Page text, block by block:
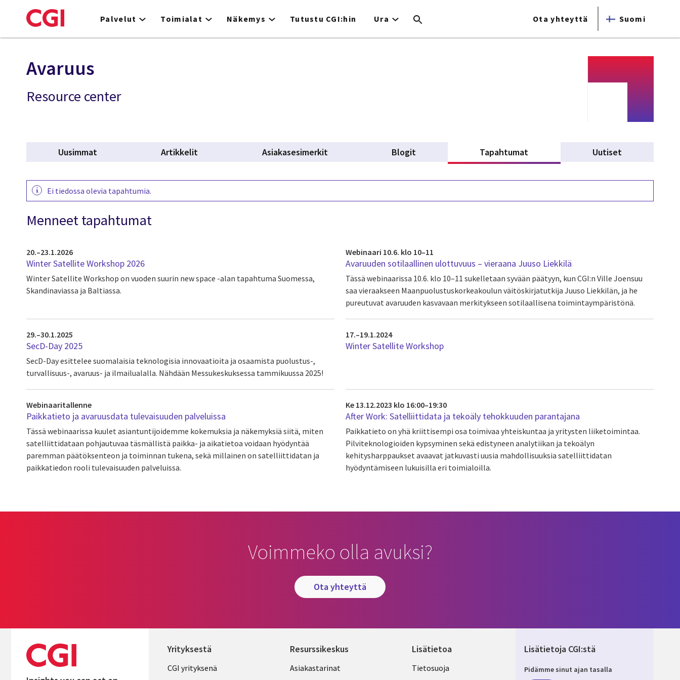
to
Palvelut Toimialat Näkemys Tutustu CGI:hin Ura Ota yhteyttä Suomi
Avaruus
Resource center
Uusimmat Artikkelit Asiakasesimerkit Blogit Tapahtumat Uutiset
Ei tiedossa olevia tapahtumia.
Menneet tapahtumat
20.–23.1.2026
Winter Satellite Workshop 2026
Winter Satellite Workshop on vuoden suurin new space -alan tapahtuma Suomessa,
Skandinaviassa ja Baltiassa.
Webinaari 10.6. klo 10–11
Avaruuden sotilaallinen ulottuvuus – vieraana Juuso Liekkilä
Tässä webinaarissa 10.6. klo 10–11 sukelletaan syvään päätyyn, kun CGI:n Ville Joensuu
saa vieraakseen Maanpuolustuskorkeakoulun väitöskirjatutkija Juuso Liekkilän, ja he
pureutuvat avaruuden kasvavaan merkitykseen sotilaallisena toimintaympäristönä.
29.–30.1.2025
SecD-Day 2025
SecD-Day esittelee suomalaisia teknologisia innovaatioita ja osaamista puolustus-,
turvallisuus-, avaruus- ja ilmailualalla. Nähdään Messukeskuksessa tammikuussa 2025!
17.–19.1.2024
Winter Satellite Workshop
Webinaaritallenne
Paikkatieto ja avaruusdata tulevaisuuden palveluissa
Tässä webinaarissa kuulet asiantuntijoidemme kokemuksia ja näkemyksiä siitä, miten
satelliittidataan pohjautuvaa täsmällistä paikka- ja aikatietoa voidaan hyödyntää
paremman päätöksenteon ja toiminnan tukena, sekä millainen on satelliittidatan ja
paikkatiedon rooli tulevaisuuden palveluissa.
Ke 13.12.2023 klo 16:00–19:30
After Work: Satelliittidata ja tekoäly tehokkuuden parantajana
Paikkatieto on yhä kriittisempi osa toimivaa yhteiskuntaa ja yritysten liiketoimintaa.
Pilviteknologioiden kypsyminen sekä edistyneen analytiikan ja tekoälyn
kehitysharppaukset avaavat jatkuvasti uusia mahdollisuuksia satelliittidatan
hyödyntämiseen lukuisilla eri toimialoilla.
Voimmeko olla avuksi?
ota yhteyttä
Yrityksestä
Useful
CGI yrityksenä
Resurssikeskus
Library
Asiakastarinat
Lisätietoa
Legal
Tietosuoja
Lisätietoja CGI:stä
Pidämme sinut ajan tasalla